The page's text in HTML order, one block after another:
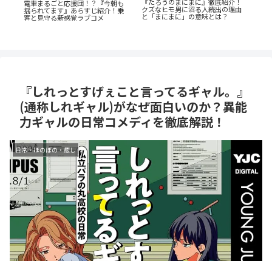
あの感動をもう一度！『D・N・
ANGEL』正統続編『DDNAngels』
の魅力と謎に迫る完全ガイド
『恋する天使は罪深い』徹底ガイ
ド！堕天寸前の問題児たちの、禁
欲ラブコメが罪深すぎる
『しれっとすげぇこと言ってるギャル。』
(通称しれギャル)がなぜ面白いのか？異能
力ギャルの日常コメディを徹底解説！
日常・ほのぼの・癒し